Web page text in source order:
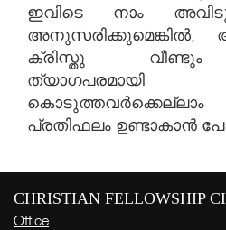
ഇവിടെ നാം
അനുസരിക്കുമെങ്കിൽ,
ക്രിസ്തു
ത്യാഗപരമായി
പ്രതിഫലം ഉണ്ടാകാൻ
CHRISTIAN FELLOWSHIP
Office